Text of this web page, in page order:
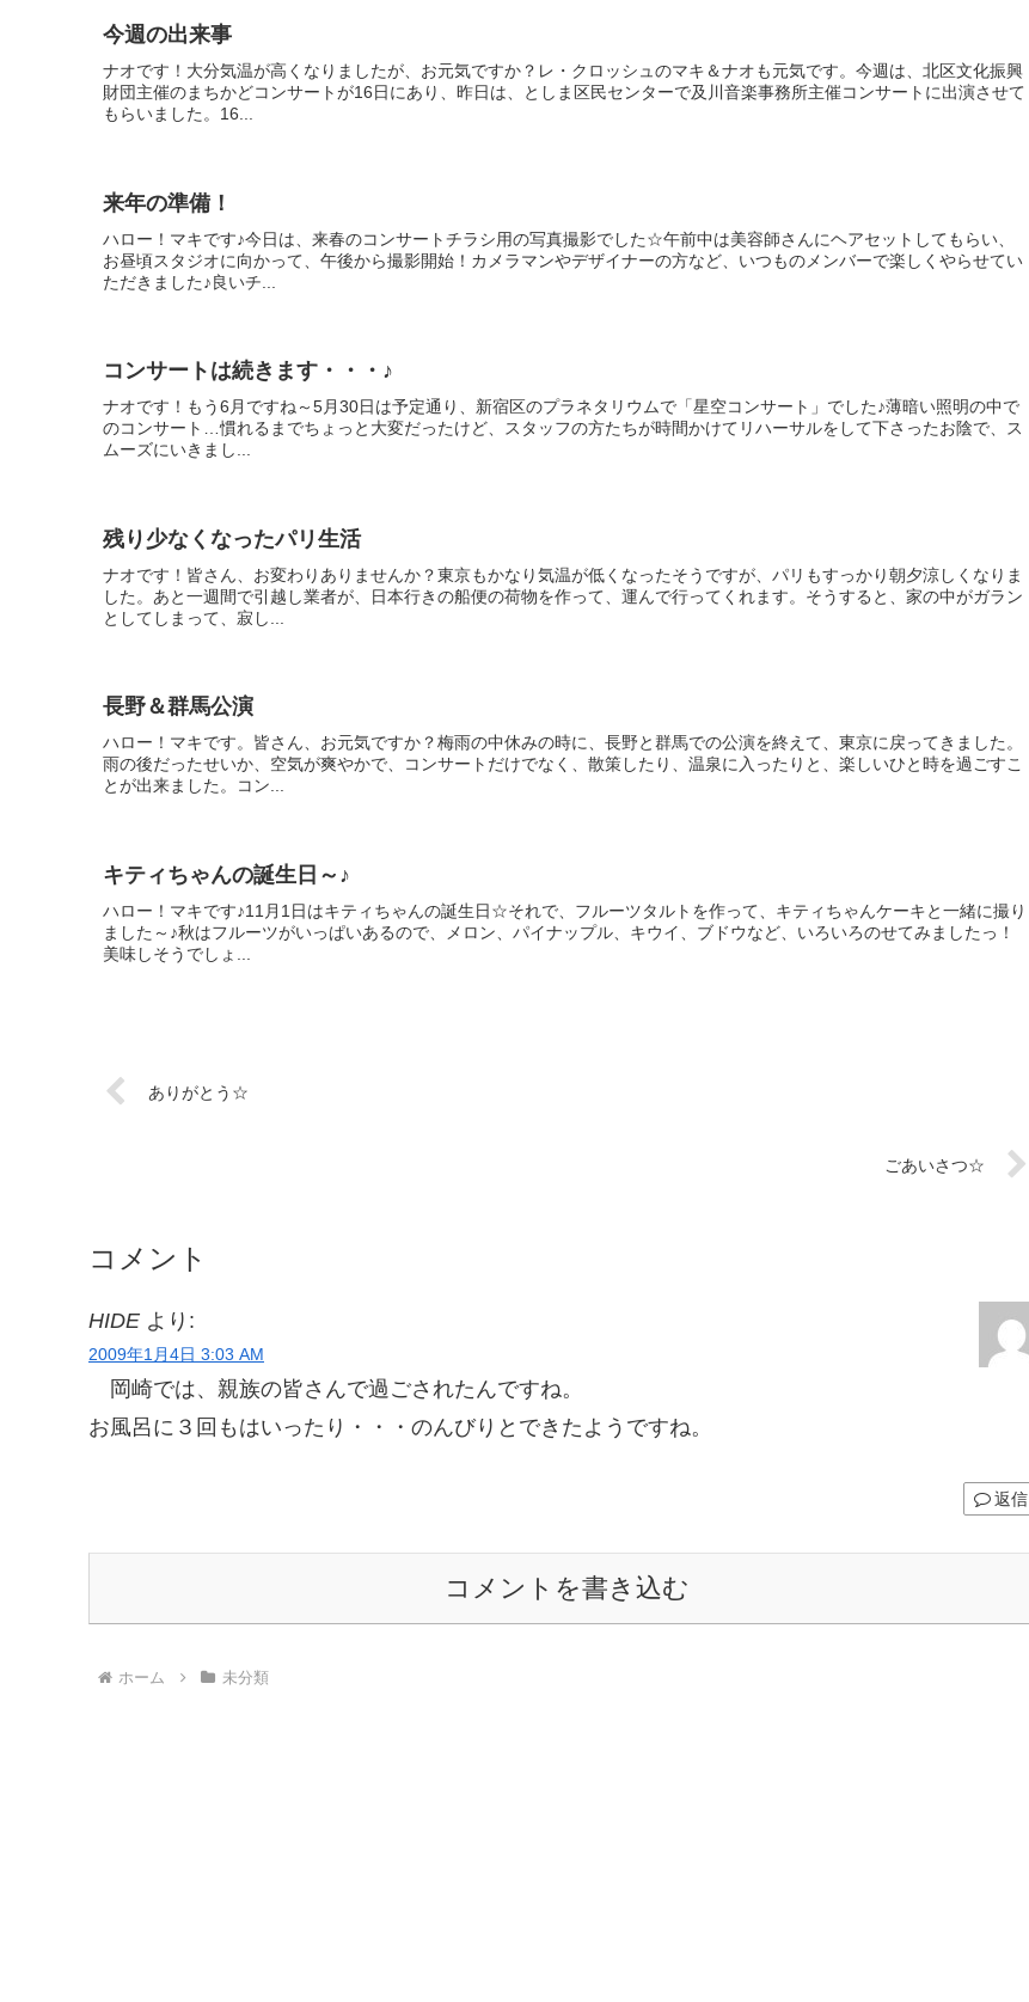
今週の出来事
ナオです！大分気温が高くなりましたが、お元気ですか？レ・クロッシュのマキ＆ナオも元気です。今週は、北区文化振興
財団主催のまちかどコンサートが16日にあり、昨日は、としま区民センターで及川音楽事務所主催コンサートに出演させて
もらいました。16...
来年の準備！
ハロー！マキです♪今日は、来春のコンサートチラシ用の写真撮影でした☆午前中は美容師さんにヘアセットしてもらい、
お昼頃スタジオに向かって、午後から撮影開始！カメラマンやデザイナーの方など、いつものメンバーで楽しくやらせてい
ただきました♪良いチ...
コンサートは続きます・・・♪
ナオです！もう6月ですね～5月30日は予定通り、新宿区のプラネタリウムで「星空コンサート」でした♪薄暗い照明の中で
のコンサート…慣れるまでちょっと大変だったけど、スタッフの方たちが時間かけてリハーサルをして下さったお陰で、ス
ムーズにいきまし...
残り少なくなったパリ生活
ナオです！皆さん、お変わりありませんか？東京もかなり気温が低くなったそうですが、パリもすっかり朝夕涼しくなりま
した。あと一週間で引越し業者が、日本行きの船便の荷物を作って、運んで行ってくれます。そうすると、家の中がガラン
としてしまって、寂し...
長野＆群馬公演
ハロー！マキです。皆さん、お元気ですか？梅雨の中休みの時に、長野と群馬での公演を終えて、東京に戻ってきました。
雨の後だったせいか、空気が爽やかで、コンサートだけでなく、散策したり、温泉に入ったりと、楽しいひと時を過ごすこ
とが出来ました。コン...
キティちゃんの誕生日～♪
ハロー！マキです♪11月1日はキティちゃんの誕生日☆それで、フルーツタルトを作って、キティちゃんケーキと一緒に撮り
ました～♪秋はフルーツがいっぱいあるので、メロン、パイナップル、キウイ、ブドウなど、いろいろのせてみましたっ！
美味しそうでしょ...
ありがとう☆
ごあいさつ☆
コメント
HIDE より:
2009年1月4日 3:03 AM
岡崎では、親族の皆さんで過ごされたんですね。
お風呂に３回もはいったり・・・のんびりとできたようですね。
返信
コメントを書き込む
ホーム 未分類